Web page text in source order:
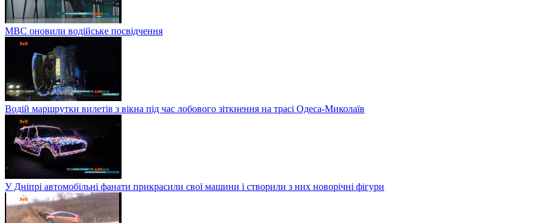
МВС оновили водійське посвідчення
Водій маршрутки вилетів з вікна під час лобового зіткнення на трасі Одеса-Миколаїв
У Дніпрі автомобільні фанати прикрасили свої машини і створили з них новорічні фігури